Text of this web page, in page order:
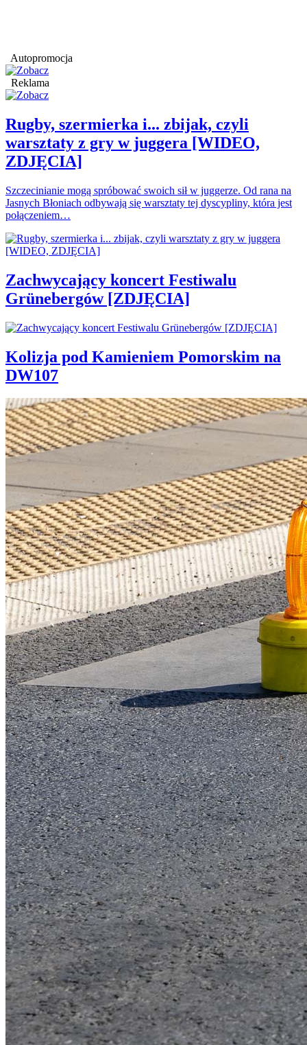
Autopromocja
Reklama
Rugby, szermierka i... zbijak, czyli
warsztaty z gry w juggera [WIDEO,
ZDJĘCIA]
Szczecinianie mogą spróbować swoich sił w juggerze. Od rana na
Jasnych Błoniach odbywają się warsztaty tej dyscypliny, która jest
połączeniem…
Zachwycający koncert Festiwalu
Grünebergów [ZDJĘCIA]
Kolizja pod Kamieniem Pomorskim na
DW107